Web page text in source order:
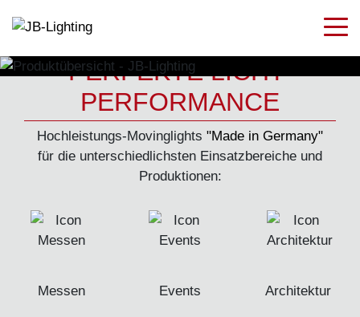
PERFEKTE LICHT-
PERFORMANCE
Hochleistungs-Movinglights "Made in Germany"
für die unterschiedlichsten Einsatzbereiche und
Produktionen:
Messen Events Architektur